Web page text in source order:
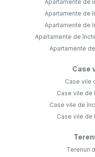
Apartamente de
Apartamente de
Apartamente de
Apartamente de
Apartamente
Case
Case vile
Case vile de
Case vile de
Case vile de
Terenuri